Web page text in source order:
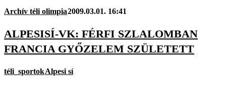
Archív téli olimpia2009.03.01. 16:41
ALPESISÍ-VK: FÉRFI SZLALOMBAN
FRANCIA GYŐZELEM SZÜLETETT
téli_sportokAlpesi sí